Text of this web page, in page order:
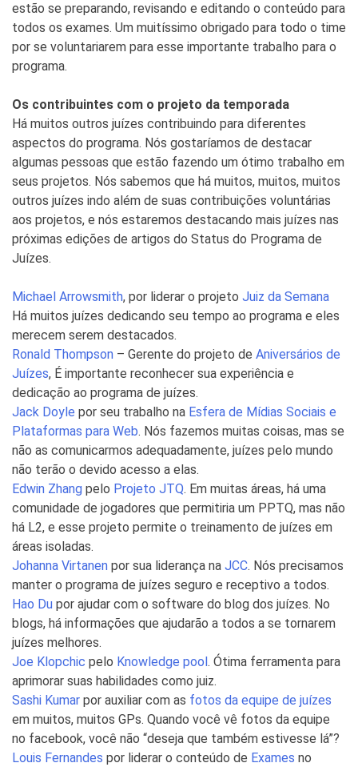
estão se preparando, revisando e editando o conteúdo para
todos os exames. Um muitíssimo obrigado para todo o time
por se voluntariarem para esse importante trabalho para o
programa.
Os contribuintes com o projeto da temporada
Há muitos outros juízes contribuindo para diferentes
aspectos do programa. Nós gostaríamos de destacar
algumas pessoas que estão fazendo um ótimo trabalho em
seus projetos. Nós sabemos que há muitos, muitos, muitos
outros juízes indo além de suas contribuições voluntárias
aos projetos, e nós estaremos destacando mais juízes nas
próximas edições de artigos do Status do Programa de
Juízes.
Michael Arrowsmith, por liderar o projeto Juiz da Semana
Há muitos juízes dedicando seu tempo ao programa e eles
merecem serem destacados.
Ronald Thompson – Gerente do projeto de Aniversários de
Juízes, É importante reconhecer sua experiência e
dedicação ao programa de juízes.
Jack Doyle por seu trabalho na Esfera de Mídias Sociais e
Plataformas para Web. Nós fazemos muitas coisas, mas se
não as comunicarmos adequadamente, juízes pelo mundo
não terão o devido acesso a elas.
Edwin Zhang pelo Projeto JTQ. Em muitas áreas, há uma
comunidade de jogadores que permitiria um PPTQ, mas não
há L2, e esse projeto permite o treinamento de juízes em
áreas isoladas.
Johanna Virtanen por sua liderança na JCC. Nós precisamos
manter o programa de juízes seguro e receptivo a todos.
​Hao Du por ajudar com o software do blog dos juízes. No
blogs, há informações que ajudarão a todos a se tornarem
juízes melhores.
Joe Klopchic pelo Knowledge pool . Ótima ferramenta para
aprimorar suas habilidades como juiz.
Sashi Kumar por auxiliar com as fotos da equipe de juízes
em muitos, muitos GPs. Quando você vê fotos da equipe
no facebook, você não “deseja que também estivesse lá”?
Louis Fernandes por liderar o conteúdo de Exames no